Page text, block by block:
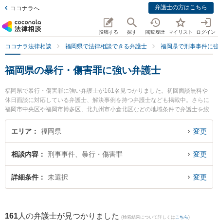
ココナラへ 弁護士の方はこちら
投稿する 探す 閲覧履歴 マイリスト ログイン
ココナラ法律相談 福岡県で法律相談できる弁護士 福岡県で刑事事件に
福岡県の暴行・傷害罪に強い弁護士
福岡県で暴行・傷害罪に強い弁護士が161名見つかりました。初回面談無料や
休日面談に対応している弁護士、解決事例を持つ弁護士なども掲載中。さらに
福岡市中央区や福岡市博多区、北九州市小倉北区などの地域条件で弁護士を絞
り込めます。刑事事件に関係する加害者側や少年事件、再犯・前科あり等の細
かな分野での絞り込み検索もでき便利です。特にベリーベスト法律事務所 久留
費用、強みなどが注目されています。『福岡県で土日や夜間に発生した暴行・
傷害罪のトラブルを今すぐに弁護士に相談したい』『暴行・傷害罪のトラブル
解決の実績豊富な近くの弁護士を検索したい』『初回相談無料で暴行・傷害罪
エリア 福岡県 変更
相談内容 刑事事件、暴行・傷害罪 変更
詳細条件 未選択 変更
161 人の弁護士が見つかりました (検索結果について詳しくは こちら)